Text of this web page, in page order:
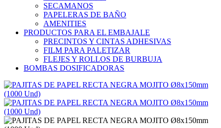
SECAMANOS
PAPELERAS DE BAÑO
AMENITIES
PRODUCTOS PARA EL EMBAJALE
PRECINTOS Y CINTAS ADHESIVAS
FILM PARA PALETIZAR
FLEJES Y ROLLOS DE BURBUJA
BOMBAS DOSIFICADORAS